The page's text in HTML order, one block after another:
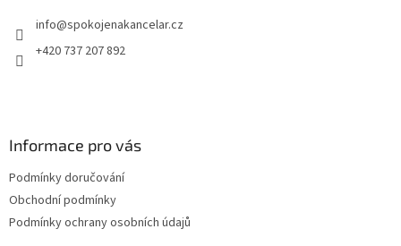
info@spokojenakancelar.cz
+420 737 207 892
Informace pro vás
Podmínky doručování
Obchodní podmínky
Podmínky ochrany osobních údajů